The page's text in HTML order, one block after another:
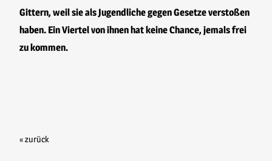
Gittern, weil sie als Jugendliche gegen Gesetze verstoßen
haben. Ein Viertel von ihnen hat keine Chance, jemals frei
zu kommen.
« zurück